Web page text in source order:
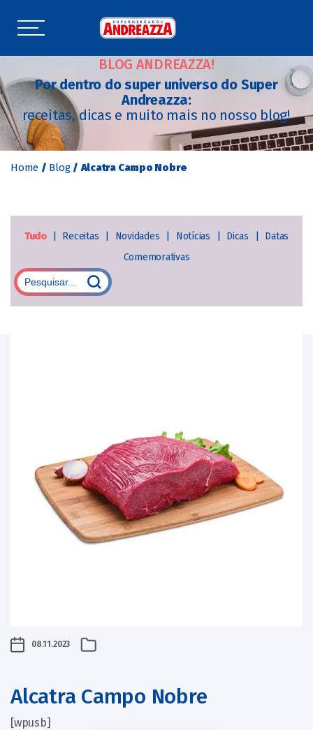
BLOG ANDREAZZA!
Por dentro do super universo do Super
Andreazza:
receitas, dicas e muito mais no nosso blog!
Home / Blog / Alcatra Campo Nobre
Tudo Receitas Novidades Notícias Dicas
Datas
Comemorativas
08.11.2023
Alcatra Campo Nobre
[wpusb]